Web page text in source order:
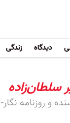
دیدگاه زندگی
سلطان‌زاده
و روزنامه